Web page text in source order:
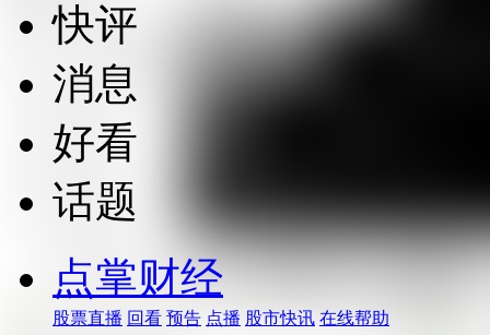
快评
消息
好看
话题
点掌财经
股票直播 回看 预告 点播 股市快讯 在线帮助